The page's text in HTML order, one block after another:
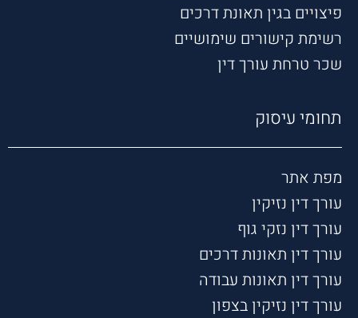
פיצויים בגין תאונת דרכים
רשימת קישורים שימושיים
שכר טרחת עורך דין
תחומי עיסוק
מפת אתר
עורך דין נזיקין
עורך דין נזקי גוף
עורך דין תאונות דרכים
עורך דין תאונות עבודה
עורך דין נזיקין בצפון